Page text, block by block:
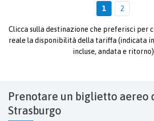
1 2
Clicca sulla destinazione che preferisci per
reale la disponibilità della tariffa (indicata
incluse, andata e ritorno)
Prenotare un biglietto aereo da
Strasburgo